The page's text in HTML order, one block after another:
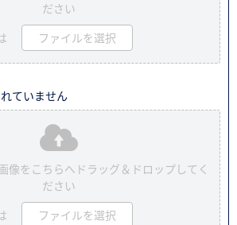
ださい
ファイルを選択
ていません
像をこちらへドラッグ＆ドロップしてく
ださい
ファイルを選択